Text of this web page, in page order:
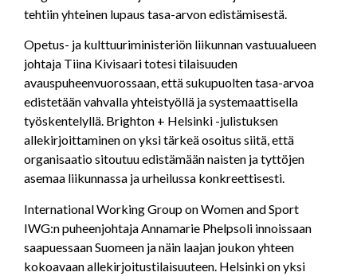
tehtiin yhteinen lupaus tasa-arvon edistämisestä.
Opetus- ja kulttuuriministeriön liikunnan vastuualueen
johtaja Tiina Kivisaari totesi tilaisuuden
avauspuheenvuorossaan, että sukupuolten tasa-arvoa
edistetään vahvalla yhteistyöllä ja systemaattisella
työskentelyllä. Brighton + Helsinki -julistuksen
allekirjoittaminen on yksi tärkeä osoitus siitä, että
organisaatio sitoutuu edistämään naisten ja tyttöjen
asemaa liikunnassa ja urheilussa konkreettisesti.
International Working Group on Women and Sport
IWG:n puheenjohtaja Annamarie Phelpsoli innoissaan
saapuessaan Suomeen ja näin laajan joukon yhteen
kokoavaan allekirjoitustilaisuuteen. Helsinki on yksi